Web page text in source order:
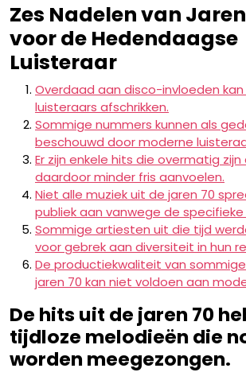
Zes Nadelen van Jaren
voor de Hedendaagse
Luisteraar
Overdaad aan disco-invloeden
luisteraars afschrikken.
Sommige nummers kunnen als
beschouwd door moderne
Er zijn enkele hits die overmatig
daardoor minder fris aanvoelen.
Niet alle muziek uit de jaren 70
publiek aan vanwege de specifieke
Sommige artiesten uit die tijd
voor gebrek aan diversiteit in hun
De productiekwaliteit van
jaren 70 kan niet voldoen aan
De hits uit de jaren 70
tijdloze melodieën die
worden meegezongen.